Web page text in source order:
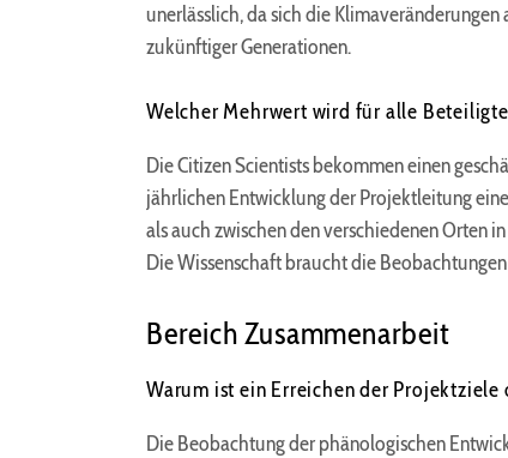
unerlässlich, da sich die
zukünftiger Generationen.
Welcher Mehrwert wird für alle
Die Citizen Scientists bekommen einen
jährlichen Entwicklung der Projektleitung
als auch zwischen den verschiedenen Orten
Die Wissenschaft braucht die
Bereich Zusammenarbeit
Warum ist ein Erreichen der
Die Beobachtung der phänologischen